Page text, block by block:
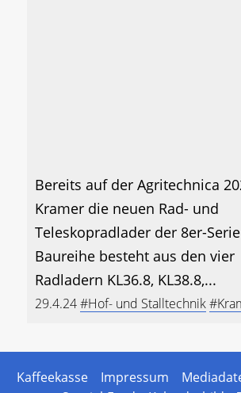
Bereits auf der Agritechnica
Kramer die neuen Rad- und
Teleskopradlader der 8er-
Baureihe besteht aus den vier
Radladern KL36.8, KL38.8,...
29.4.24#Hof- und Stalltechnik
Kaffeekasse Impressum